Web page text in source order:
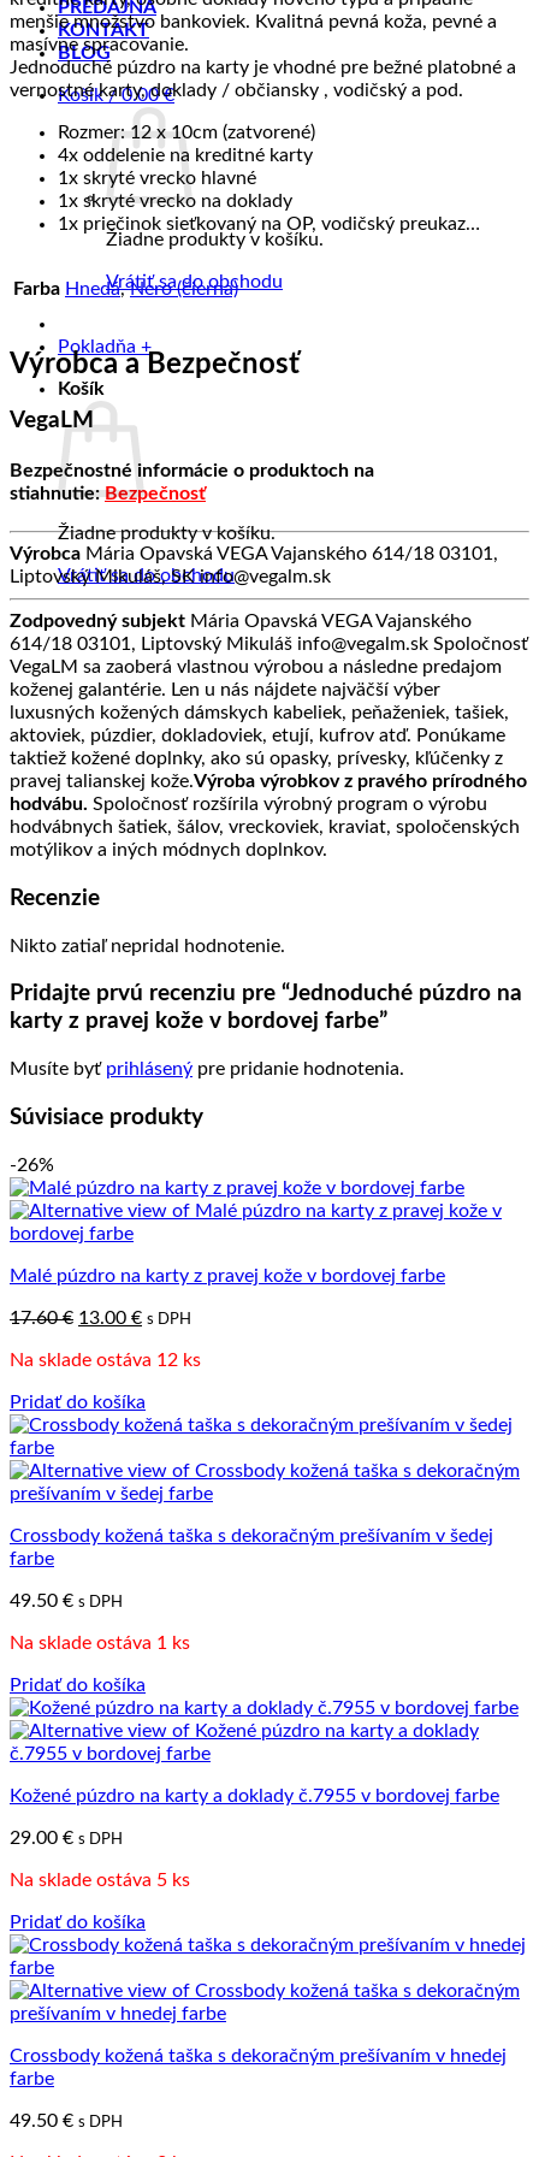
PREDAJŇA
KONTAKT
BLOG
Košík /0.00€
Žiadne produkty v košíku.
Vrátiť sa do obchodu
Pokladňa +
Košík
Žiadne produkty v košíku.
Vrátiť sa do obchodu
menšie množstvo bankoviek. Kvalitná pevná koža, pevné a
masívne spracovanie.
Jednoduché púzdro na karty je vhodné pre bežné platobné a
vernostné karty, doklady / občiansky , vodičský a pod.
Rozmer: 12 x 10cm (zatvorené)
4x oddelenie na kreditné karty
1x skryté vrecko hlavné
1x skryté vrecko na doklady
1x priečinok sieťkovaný na OP, vodičský preukaz…
Farba Hnedá,Nero (čierna)
Výrobca a Bezpečnosť
VegaLM
Bezpečnostné informácie o produktoch na
stiahnutie: Bezpečnosť
Výrobca Mária Opavská VEGA Vajanského 614/18 03101,
Liptovský Mikuláš, SK info@vegalm.sk
Zodpovedný subjekt Mária Opavská VEGA Vajanského
614/18 03101, Liptovský Mikuláš info@vegalm.sk Spoločnosť
VegaLM sa zaoberá vlastnou výrobou a následne predajom
koženej galantérie. Len u nás nájdete najväčší výber
luxusných kožených dámskych kabeliek, peňaženiek, tašiek,
aktoviek, púzdier, dokladoviek, etují, kufrov atď. Ponúkame
taktiež kožené doplnky, ako sú opasky, prívesky, kľúčenky z
pravej talianskej kože.Výroba výrobkov z pravého prírodného
hodvábu. Spoločnosť rozšírila výrobný program o výrobu
hodvábnych šatiek, šálov, vreckoviek, kraviat, spoločenských
motýlikov a iných módnych doplnkov.
Recenzie
Nikto zatiaľ nepridal hodnotenie.
Pridajte prvú recenziu pre “Jednoduché púzdro na
karty z pravej kože v bordovej farbe”
Musíte byť prihlásený pre pridanie hodnotenia.
Súvisiace produkty
-26%
Malé púzdro na karty z pravej kože v bordovej farbe
17.60€ Pôvodná
bola:
13.00 €Aktuálna
je:
s DPH
Na sklade ostáva 12 ks
Pridať do košíka
Crossbody kožená taška s dekoračným prešívaním v šedej
farbe
49.50 € s DPH
Na sklade ostáva 1 ks
Pridať do košíka
Kožené púzdro na karty a doklady č.7955 v bordovej farbe
29.00 € s DPH
Na sklade ostáva 5 ks
Pridať do košíka
Crossbody kožená taška s dekoračným prešívaním v hnedej
farbe
49.50 € s DPH